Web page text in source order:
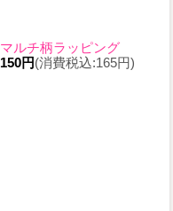
マルチ柄ラッピング
150円(消費税込:165円)